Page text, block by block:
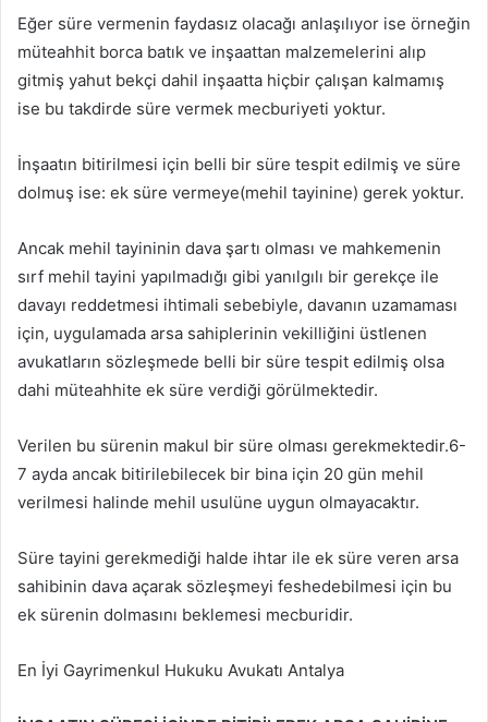
Eğer süre vermenin faydasız olacağı anlaşılıyor ise örneğin
müteahhit borca batık ve inşaattan malzemelerini alıp
gitmiş yahut bekçi dahil inşaatta hiçbir çalışan kalmamış
ise bu takdirde süre vermek mecburiyeti yoktur.
İnşaatın bitirilmesi için belli bir süre tespit edilmiş ve süre
dolmuş ise: ek süre vermeye(mehil tayinine) gerek yoktur.
Ancak mehil tayininin dava şartı olması ve mahkemenin
sırf mehil tayini yapılmadığı gibi yanılgılı bir gerekçe ile
davayı reddetmesi ihtimali sebebiyle, davanın uzamaması
için, uygulamada arsa sahiplerinin vekilliğini üstlenen
avukatların sözleşmede belli bir süre tespit edilmiş olsa
dahi müteahhite ek süre verdiği görülmektedir.
Verilen bu sürenin makul bir süre olması gerekmektedir.6-
7 ayda ancak bitirilebilecek bir bina için 20 gün mehil
verilmesi halinde mehil usulüne uygun olmayacaktır.
Süre tayini gerekmediği halde ihtar ile ek süre veren arsa
sahibinin dava açarak sözleşmeyi feshedebilmesi için bu
ek sürenin dolmasını beklemesi mecburidir.
En İyi Gayrimenkul Hukuku Avukatı Antalya